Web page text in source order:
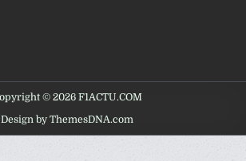
© 2026 F1ACTU.COM
Design by ThemesDNA.com